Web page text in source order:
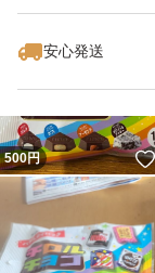
安心発送
500円